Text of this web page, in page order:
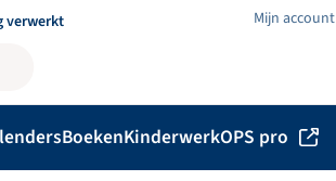
verwerkt Mijn account
BoekenKinderwerkOPS pro